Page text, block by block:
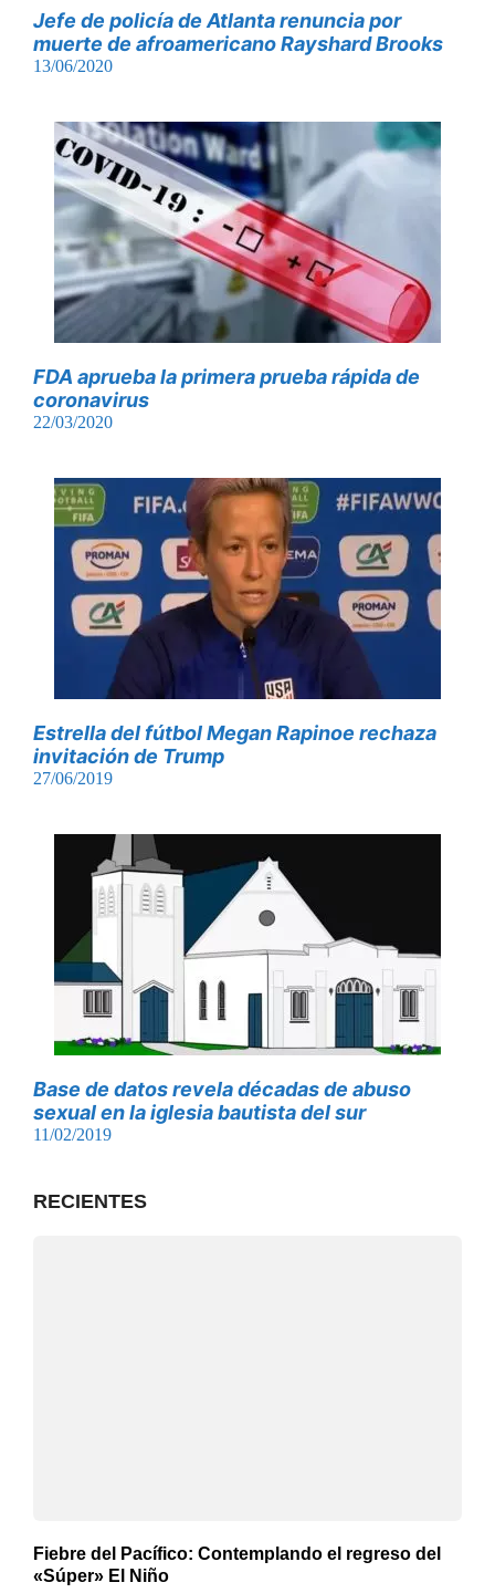
Jefe de policía de Atlanta renuncia por
muerte de afroamericano Rayshard Brooks
13/06/2020
FDA aprueba la primera prueba rápida de
coronavirus
22/03/2020
Estrella del fútbol Megan Rapinoe rechaza
invitación de Trump
27/06/2019
Base de datos revela décadas de abuso
sexual en la iglesia bautista del sur
11/02/2019
RECIENTES
Fiebre del Pacífico: Contemplando el regreso del
«Súper» El Niño